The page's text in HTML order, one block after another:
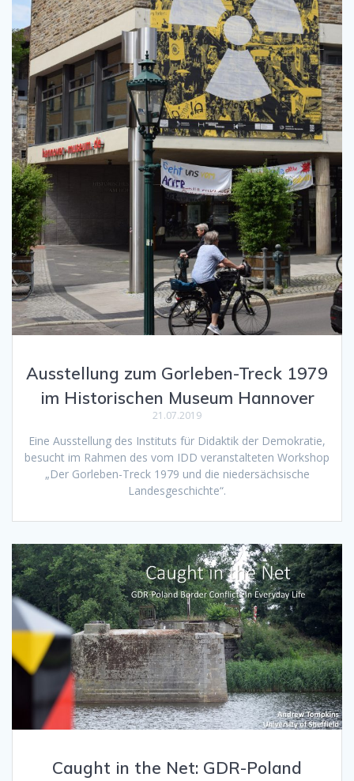
Ausstellung zum Gorleben-Treck 1979
im Historischen Museum Hannover
21.07.2019
Eine Ausstellung des Instituts für Didaktik der Demokratie,
besucht im Rahmen des vom IDD veranstalteten Workshop
„Der Gorleben-Treck 1979 und die niedersächsische
Landesgeschichte“.
Caught in the Net: GDR-Poland